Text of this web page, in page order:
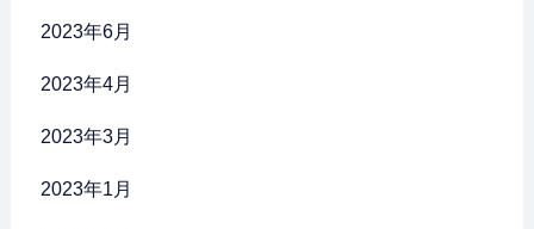
2023年6月
2023年4月
2023年3月
2023年1月